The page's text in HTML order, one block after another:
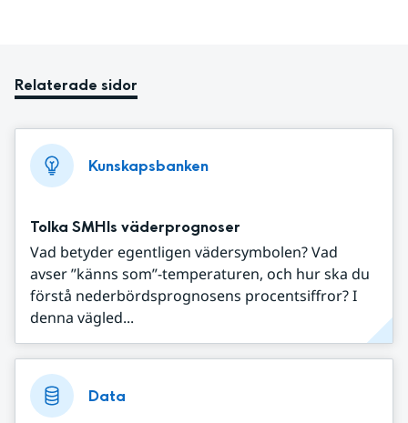
Relaterade sidor
Kunskapsbanken
Tolka SMHIs väderprognoser
Vad betyder egentligen vädersymbolen? Vad
avser ”känns som”-temperaturen, och hur ska du
förstå nederbördsprognosens procentsiffror? I
denna vägled...
Data